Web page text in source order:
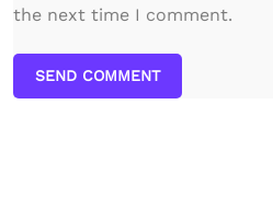
the next time I comment.
SEND COMMENT